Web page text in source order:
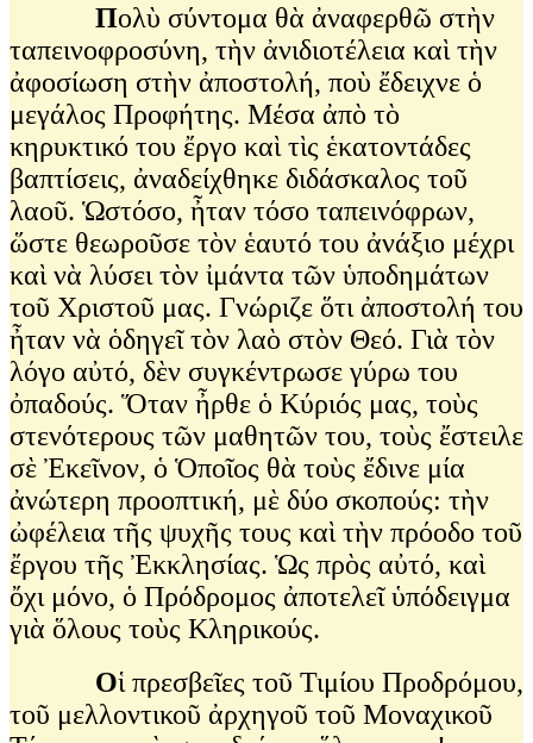
Πολὺ σύντομα θὰ ἀναφερθῶ στὴν
ταπεινοφροσύνη, τὴν ἀνιδιοτέλεια καὶ τὴν
ἀφοσίωση στὴν ἀποστολή, ποὺ ἔδειχνε ὁ
μεγάλος Προφήτης. Μέσα ἀπὸ τὸ
κηρυκτικό του ἔργο καὶ τὶς ἑκατοντάδες
βαπτίσεις, ἀναδείχθηκε διδάσκαλος τοῦ
λαοῦ. Ὡστόσο, ἦταν τόσο ταπεινόφρων,
ὥστε θεωροῦσε τὸν ἑαυτό του ἀνάξιο μέχρι
καὶ νὰ λύσει τὸν ἰμάντα τῶν ὑποδημάτων
τοῦ Χριστοῦ μας. Γνώριζε ὅτι ἀποστολή του
ἦταν νὰ ὁδηγεῖ τὸν λαὸ στὸν Θεό. Γιὰ τὸν
λόγο αὐτό, δὲν συγκέντρωσε γύρω του
ὀπαδούς. Ὅταν ἦρθε ὁ Κύριός μας, τοὺς
στενότερους τῶν μαθητῶν του, τοὺς ἔστειλε
σὲ Ἐκεῖνον, ὁ Ὁποῖος θὰ τοὺς ἔδινε μία
ἀνώτερη προοπτική, μὲ δύο σκοπούς: τὴν
ὠφέλεια τῆς ψυχῆς τους καὶ τὴν πρόοδο τοῦ
ἔργου τῆς Ἐκκλησίας. Ὡς πρὸς αὐτό, καὶ
ὄχι μόνο, ὁ Πρόδρομος ἀποτελεῖ ὑπόδειγμα
γιὰ ὅλους τοὺς Κληρικούς.
Οἱ πρεσβεῖες τοῦ Τιμίου Προδρόμου,
τοῦ μελλοντικοῦ ἀρχηγοῦ τοῦ Μοναχικοῦ